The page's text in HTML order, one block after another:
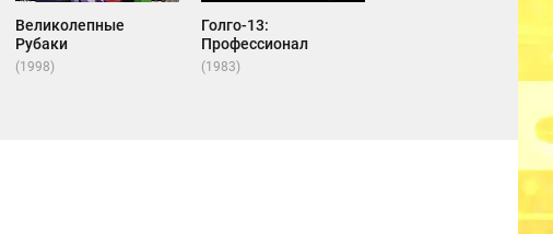
Великолепные
Рубаки
(1998)
Голго-13:
Профессионал
(1983)